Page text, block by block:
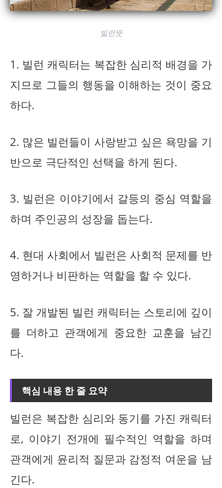
빌런뜻
1. 빌런 캐릭터는 복잡한 심리적 배경을 가
지므로 그들의 행동을 이해하는 것이 중요
하다.
2. 많은 빌런들이 사랑받고 싶은 욕망을 기
반으로 극단적인 선택을 하게 된다.
3. 빌런은 이야기에서 갈등의 중심 역할을
하며 주인공의 성장을 돕는다.
4. 현대 사회에서 빌런은 사회적 문제를 반
영하거나 비판하는 역할을 할 수 있다.
5. 잘 개발된 빌런 캐릭터는 스토리에 깊이
를 더하고 관객에게 중요한 교훈을 남긴
다.
핵심 내용 한 줄 요약
빌런은 복잡한 심리와 동기를 가진 캐릭터
로, 이야기 전개에 필수적인 역할을 하며
관객에게 윤리적 질문과 감정적 여운을 남
긴다.